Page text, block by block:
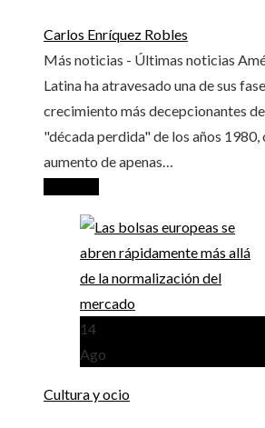
Carlos Enríquez Robles
Más noticias - Últimas noticias
Latina ha atravesado una de sus
crecimiento más decepcionantes
"década perdida" de los años 1980,
aumento de apenas…
14
Ago
Cultura y ocio